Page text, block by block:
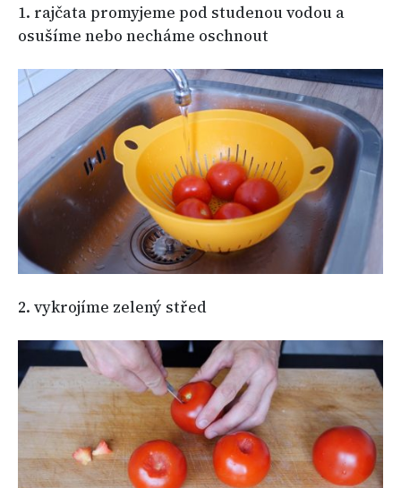
1. rajčata promyjeme pod studenou vodou a
osušíme nebo necháme oschnout
2. vykrojíme zelený střed